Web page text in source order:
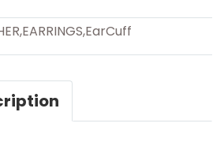
,EARRINGS,EarCuff